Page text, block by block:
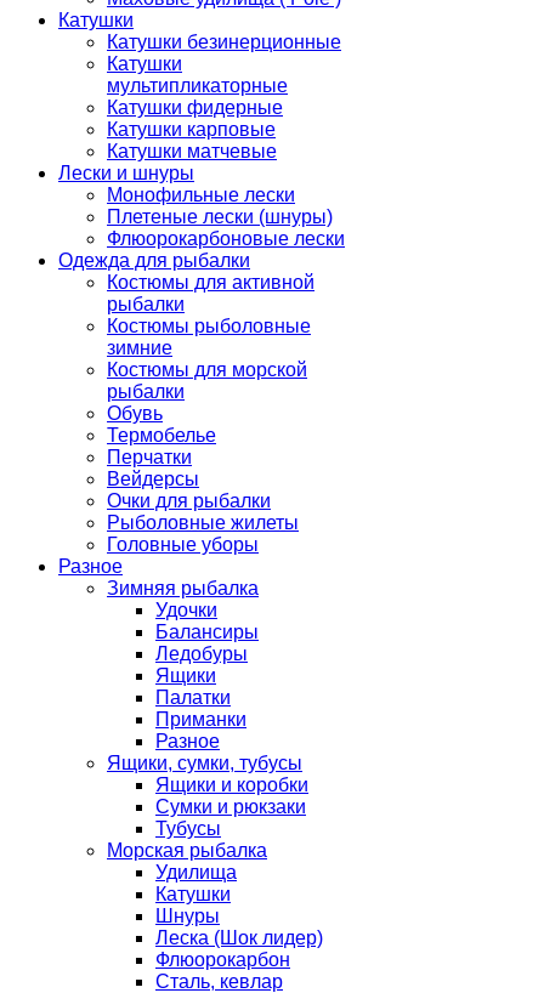
Катушки
Катушки безинерционные
Катушки
мультипликаторные
Катушки фидерные
Катушки карповые
Катушки матчевые
Лески и шнуры
Монофильные лески
Плетеные лески (шнуры)
Флюорокарбоновые лески
Одежда для рыбалки
Костюмы для активной
рыбалки
Костюмы рыболовные
зимние
Костюмы для морской
рыбалки
Обувь
Термобелье
Перчатки
Вейдерсы
Очки для рыбалки
Рыболовные жилеты
Головные уборы
Разное
Зимняя рыбалка
Удочки
Балансиры
Ледобуры
Ящики
Палатки
Приманки
Разное
Ящики, сумки, тубусы
Ящики и коробки
Сумки и рюкзаки
Тубусы
Морская рыбалка
Удилища
Катушки
Шнуры
Леска (Шок лидер)
Флюорокарбон
Сталь, кевлар